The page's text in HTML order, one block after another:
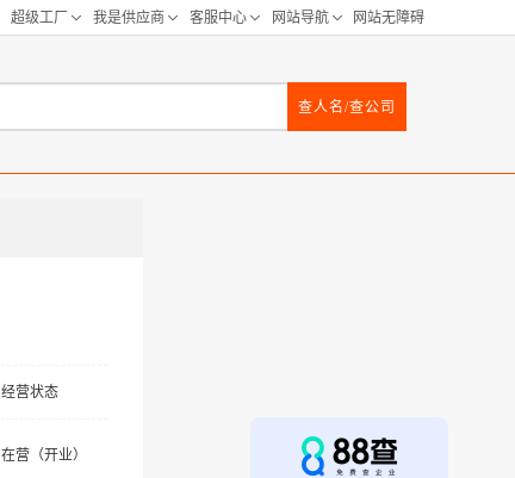
查人名/查公司
经营状态
在营（开业）